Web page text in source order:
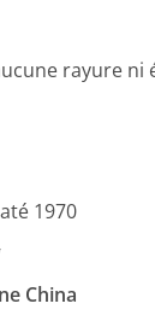
rayure ni
1970
China